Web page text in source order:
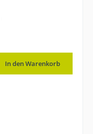
In den Warenkorb